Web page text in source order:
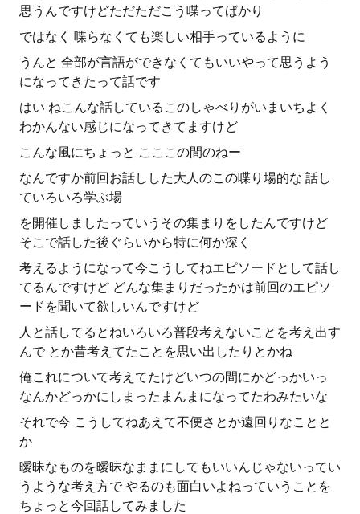
思うんですけどただただこう喋ってばかり
ではなく 喋らなくても楽しい相手っているように
うんと 全部が言語ができなくてもいいやって思うよう
になってきたって話です
はい ねこんな話しているこのしゃべりがいまいちよく
わかんない感じになってきてますけど
こんな風にちょっと こここの間のねー
なんですか前回お話しした大人のこの喋り場的な 話し
ていろいろ学ぶ場
を開催しましたっていうその集まりをしたんですけど
そこで話した後ぐらいから特に何か深く
考えるようになって今こうしてねエピソードとして話し
てるんですけど どんな集まりだったかは前回のエピソ
ードを聞いて欲しいんですけど
人と話してるとねいろいろ普段考えないことを考え出す
んで とか昔考えてたことを思い出したりとかね
俺これについて考えてたけどいつの間にかどっかいっ
なんかどっかにしまったまんまになってたわみたいな
それで今 こうしてねあえて不便さとか遠回りなことと
か
曖昧なものを曖昧なままにしてもいいんじゃないってい
うような考え方で やるのも面白いよねっていうことを
ちょっと今回話してみました